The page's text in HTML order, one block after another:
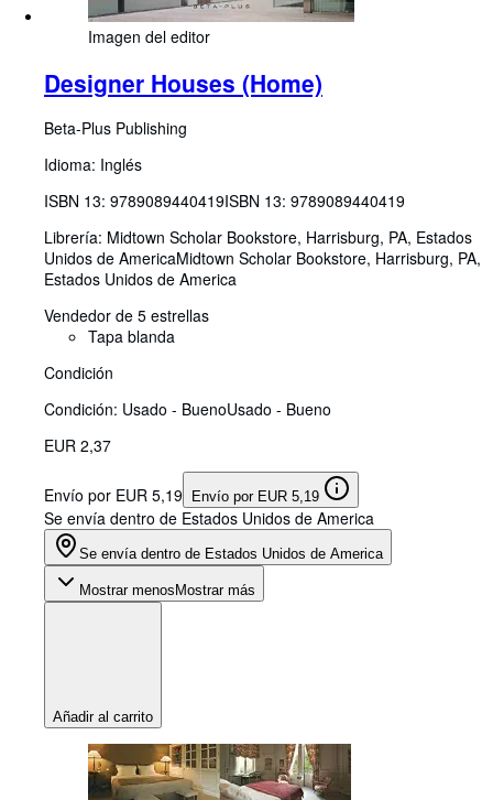
Imagen del editor
Designer Houses (Home)
Beta-Plus Publishing
Idioma: Inglés
ISBN 13: 9789089440419ISBN 13: 9789089440419
Librería: Midtown Scholar Bookstore, Harrisburg, PA, Estados
Unidos de AmericaMidtown Scholar Bookstore, Harrisburg, PA,
Estados Unidos de America
Vendedor de 5 estrellas
Tapa blanda
Condición
Condición: Usado - BuenoUsado - Bueno
EUR 2,37
Envío por EUR 5,19 Envío por EUR 5,19
Se envía dentro de Estados Unidos de America
Se envía dentro de Estados Unidos de America
Mostrar menos Mostrar más
Añadir al carrito